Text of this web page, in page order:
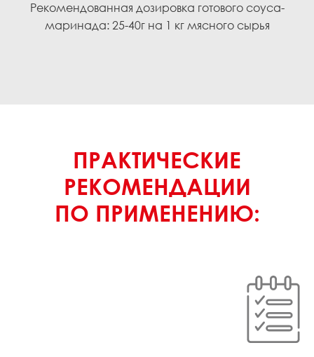
Рекомендованная дозировка готового соуса-
маринада: 25-40г на 1 кг мясного сырья
ПРАКТИЧЕСКИЕ
РЕКОМЕНДАЦИИ
ПО ПРИМЕНЕНИЮ: